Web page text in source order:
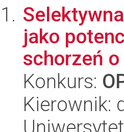
jako
schorzeń o
Konkurs:
Kierownik: